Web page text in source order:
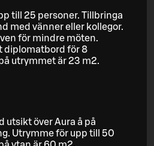
till 25 personer. Tillbringa
med vänner eller kollegor.
för mindre möten.
diplomatbord för 8
utrymmet är 23 m2.
utsikt över Aura å på
Utrymme för upp till 50